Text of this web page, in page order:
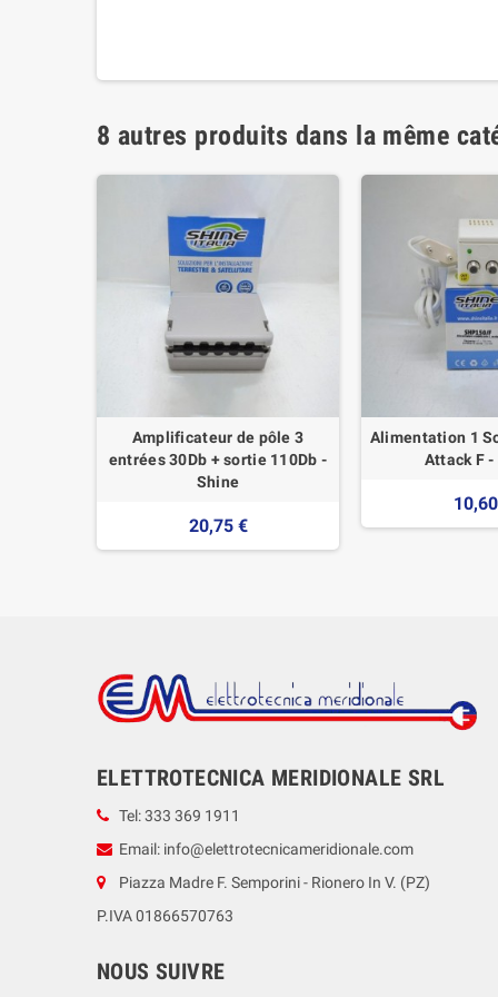
8 autres produits dans la même
Amplificateur de pôle 3
entrées 30Db + sortie 110Db -
Shine
20,75 €
Alimentation 1
Attack F -
ELETTROTECNICA MERIDIONALE SRL
Tel: 333 369 1911
Email: info@elettrotecnicameridionale.com
Piazza Madre F. Semporini - Rionero In V. (PZ)
P.IVA 01866570763
NOUS SUIVRE